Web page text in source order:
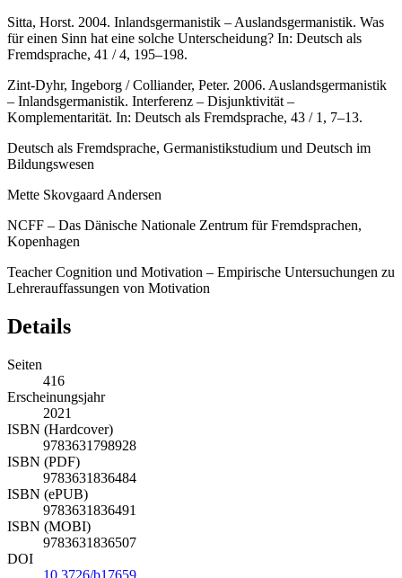
Sitta, Horst. 2004. Inlandsgermanistik – Auslandsgermanistik. Was
für einen Sinn hat eine solche Unterscheidung? In:
Zint-Dyhr, Ingeborg / Colliander, Peter. 2006. Auslandsgermanistik
– Inlandsgermanistik. Interferenz – Disjunktivität –
Deutsch als Fremdsprache, Germanistikstudium und Deutsch im
NCFF – Das Dänische Nationale Zentrum für Fremdsprachen,
Teacher Cognitionund Motivation – Empirische Untersuchungen zu
416
Erscheinungsjahr
2021
ISBN (Hardcover)
9783631798928
ISBN (PDF)
9783631836484
ISBN (ePUB)
9783631836491
ISBN (MOBI)